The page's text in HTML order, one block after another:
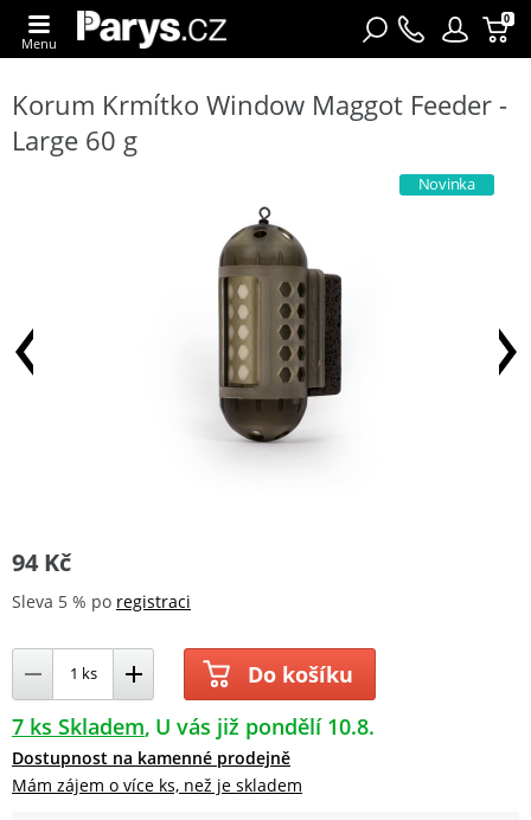
0
Menu
Korum Krmítko Window Maggot Feeder -
Large 60 g
Novinka
94 Kč
Sleva 5 % po registraci
Do košíku
7 ks Skladem U vás již pondělí 10.8.
Dostupnost na kamenné prodejně
Mám zájem o více ks, než je skladem